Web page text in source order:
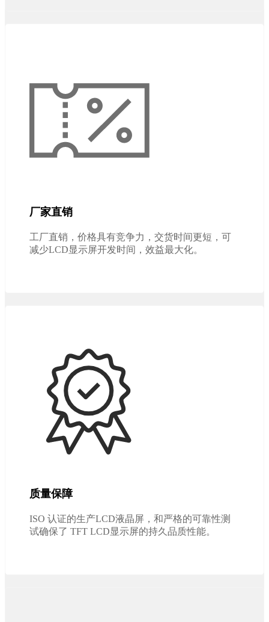
厂家直销
工厂直销，价格具有竞争力，交货时间更短，可
减少LCD显示屏开发时间，效益最大化。
质量保障
ISO 认证的生产LCD液晶屏，和严格的可靠性测
试确保了 TFT LCD显示屏的持久品质性能。